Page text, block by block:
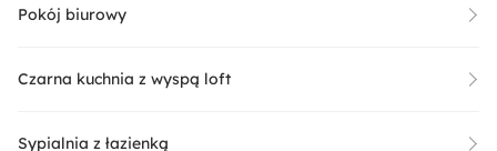
Pokój biurowy
Czarna kuchnia z wyspą loft
Sypialnia z łazienką